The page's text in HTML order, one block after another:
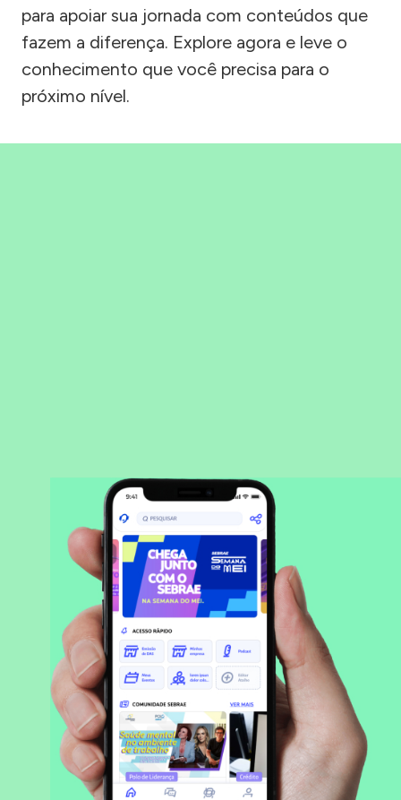
para apoiar sua jornada com conteúdos que
fazem a diferença. Explore agora e leve o
conhecimento que você precisa para o
próximo nível.